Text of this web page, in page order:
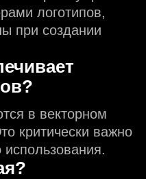
логотипов,
при создании
в векторном
критически важно